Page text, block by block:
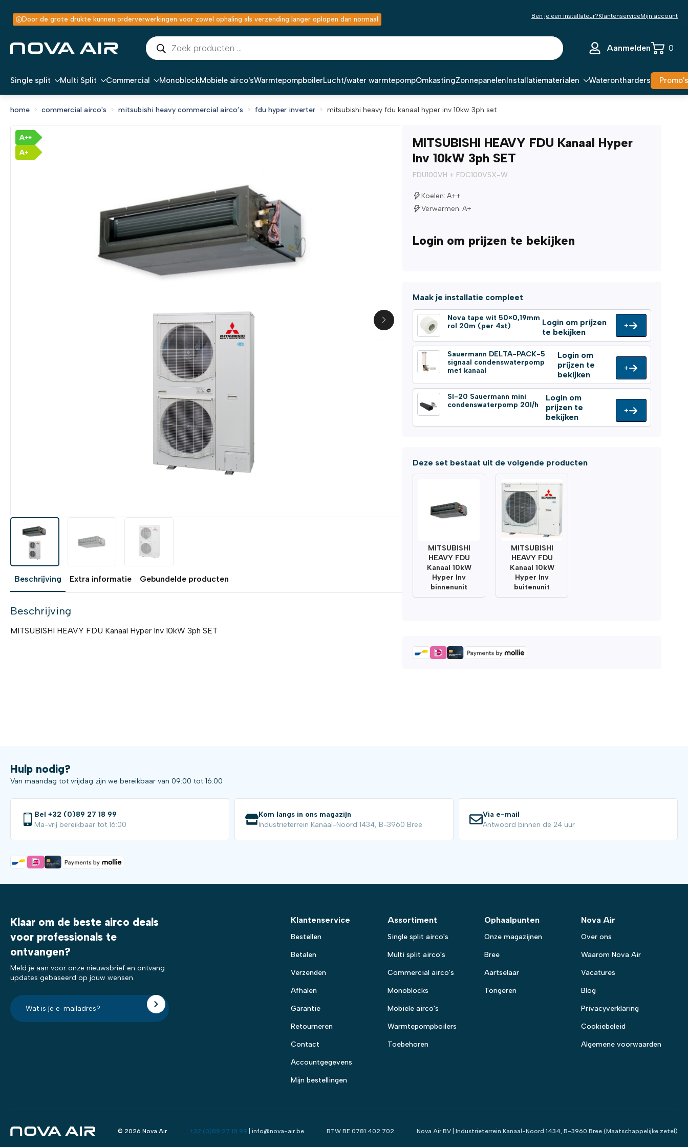
Door de grote drukte kunnen orderverwerkingen voor zowel ophaling als verzending langer oplopen dan normaal Ben je een installateur?KlantenserviceMijn account
Producten
zoeken
Aanmelden 0
Single split Multi Split Commercial MonoblockMobiele airco'sWarmtepompboilerLucht/water warmtepompOmkastingZonnepanelenInstallatiematerialen Waterontharders Promo's
home commercial airco's mitsubishi heavy commercial airco’s fdu hyper inverter mitsubishi heavy fdu kanaal hyper inv 10kw 3ph set
Beschrijving Extra informatie Gebundelde producten
Beschrijving
MITSUBISHI HEAVY FDU Kanaal Hyper Inv 10kW 3ph SET
MITSUBISHI HEAVY FDU Kanaal Hyper
Inv 10kW 3ph SET
FDU100VH + FDC100VSX-W
Koelen: A++
Verwarmen: A+
Login om prijzen te bekijken
Maak je installatie compleet
Nova tape wit 50×0,19mm
rol 20m (per 4st)
Login om prijzen
te bekijken
+
Sauermann DELTA-PACK-5
signaal condenswaterpomp
met kanaal
Login om
prijzen te
bekijken
+
SI-20 Sauermann mini
condenswaterpomp 20l/h
Login om
prijzen te
bekijken
+
Deze set bestaat uit de volgende producten
MITSUBISHI
HEAVY FDU
Kanaal 10kW
Hyper Inv
binnenunit
MITSUBISHI
HEAVY FDU
Kanaal 10kW
Hyper Inv
buitenunit
Hulp nodig?
Van maandag tot vrijdag zijn we bereikbaar van 09:00 tot 16:00
Bel +32 (0)89 27 18 99
Ma-vrij bereikbaar tot 16:00
Kom langs in ons magazijn
Industrieterrein Kanaal-Noord 1434, B-3960 Bree
Via e-mail
Antwoord binnen de 24 uur
Klaar om de beste airco deals
voor professionals te
ontvangen?
Meld je aan voor onze nieuwsbrief en ontvang
updates gebaseerd op jouw wensen.
E-
mailadres?
*
Klantenservice
Bestellen
Betalen
Verzenden
Afhalen
Garantie
Retourneren
Contact
Accountgegevens
Mijn bestellingen
Assortiment
Single split airco's
Multi split airco's
Commercial airco's
Monoblocks
Mobiele airco's
Warmtepompboilers
Toebehoren
Ophaalpunten
Onze magazijnen
Bree
Aartselaar
Tongeren
Nova Air
Over ons
Waarom Nova Air
Vacatures
Blog
Privacyverklaring
Cookiebeleid
Algemene voorwaarden
© 2026 Nova Air +32 (0)89 27 18 99 | info@nova-air.be BTW BE 0781.402.702 Nova Air BV | Industrieterrein Kanaal-Noord 1434, B-3960 Bree (Maatschappelijke zetel)